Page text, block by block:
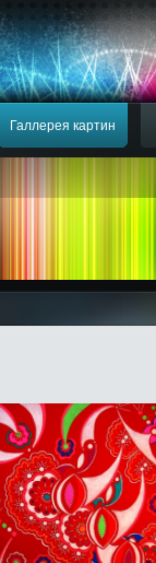
Галлерея картин